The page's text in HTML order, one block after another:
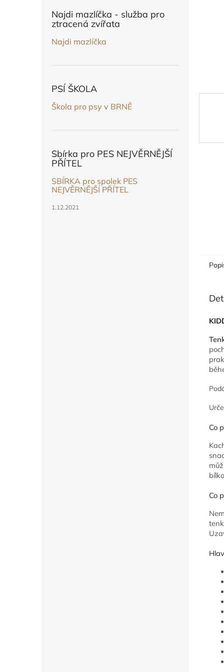
Najdi mazlíčka - služba pro
ztracená zvířata
Najdi mazlíčka
PSÍ ŠKOLA
Škola pro psy v BRNĚ
Sbírka pro PES NEJVĚRNĚJŠÍ
PŘÍTEL
SBÍRKA pro spolek PES
NEJVĚRNĚJŠÍ PŘÍTEL
1.12.2021
Co
Co